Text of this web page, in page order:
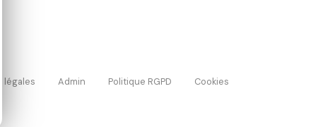
légales Admin Politique RGPD Cookies